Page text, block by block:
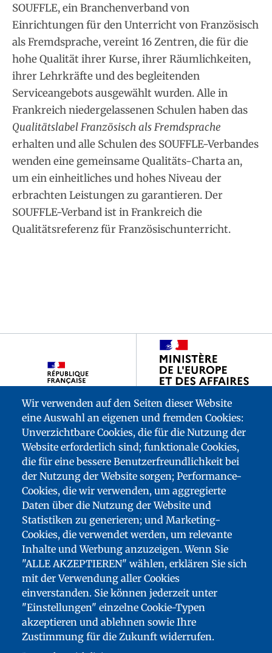
SOUFFLE, ein Branchenverband von
Einrichtungen für den Unterricht von Französisch
als Fremdsprache, vereint 16 Zentren, die für die
hohe Qualität ihrer Kurse, ihrer Räumlichkeiten,
ihrer Lehrkräfte und des begleitenden
Serviceangebots ausgewählt wurden. Alle in
Frankreich niedergelassenen Schulen haben das
Qualitätslabel Französisch als Fremdsprache
erhalten und alle Schulen des SOUFFLE-Verbandes
wenden eine gemeinsame Qualitäts-Charta an,
um ein einheitliches und hohes Niveau der
erbrachten Leistungen zu garantieren. Der
SOUFFLE-Verband ist in Frankreich die
Qualitätsreferenz für Französischunterricht.
FUSSZEILENMENÜ
SITEMAP
BARRIEREFREIHEIT: NICHT KONFORM
Wir verwenden auf den Seiten dieser Website
eine Auswahl an eigenen und fremden Cookies:
Unverzichtbare Cookies, die für die Nutzung der
Website erforderlich sind; funktionale Cookies,
die für eine bessere Benutzerfreundlichkeit bei
der Nutzung der Website sorgen; Performance-
Cookies, die wir verwenden, um aggregierte
Daten über die Nutzung der Website und
Statistiken zu generieren; und Marketing-
Cookies, die verwendet werden, um relevante
Inhalte und Werbung anzuzeigen. Wenn Sie
"ALLE AKZEPTIEREN" wählen, erklären Sie sich
mit der Verwendung aller Cookies
einverstanden. Sie können jederzeit unter
"Einstellungen" einzelne Cookie-Typen
akzeptieren und ablehnen sowie Ihre
Zustimmung für die Zukunft widerrufen.